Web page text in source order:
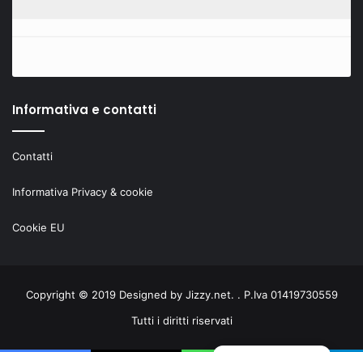
Informativa e contatti
Contatti
Informativa Privacy & cookie
Cookie EU
Copyright © 2019 Designed by Jizzy.net. . P.Iva 01419730559
Tutti i diritti riservati